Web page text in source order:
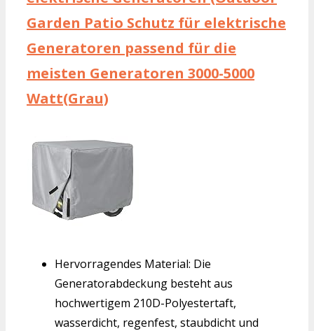
Garden Patio Schutz für elektrische
Generatoren passend für die
meisten Generatoren 3000-5000
Watt(Grau)
Hervorragendes Material: Die
Generatorabdeckung besteht aus
hochwertigem 210D-Polyestertaft,
wasserdicht, regenfest, staubdicht und